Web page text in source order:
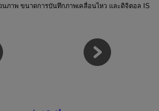
นภาพ ขนาดการบันทึกภาพเคลื่อนไหว และดิจิตอล IS